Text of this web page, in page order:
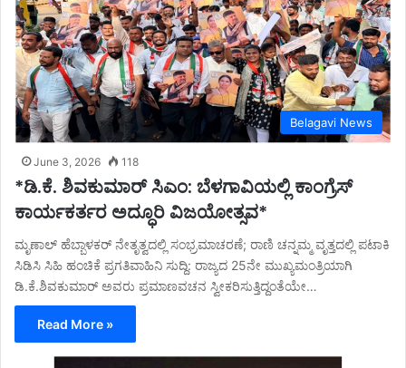
Belagavi News
June 3, 2026 118
*ಡಿ.ಕೆ. ಶಿವಕುಮಾರ್ ಸಿಎಂ: ಬೆಳಗಾವಿಯಲ್ಲಿ ಕಾಂಗ್ರೆಸ್
ಕಾರ್ಯಕರ್ತರ ಅದ್ಧೂರಿ ವಿಜಯೋತ್ಸವ*
ಮೃಣಾಲ್ ಹೆಬ್ಬಾಳಕರ್ ನೇತೃತ್ವದಲ್ಲಿ ಸಂಭ್ರಮಾಚರಣೆ; ರಾಣಿ ಚನ್ನಮ್ಮ ವೃತ್ತದಲ್ಲಿ ಪಟಾಕಿ
ಸಿಡಿಸಿ ಸಿಹಿ ಹಂಚಿಕೆ ಪ್ರಗತಿವಾಹಿನಿ ಸುದ್ದಿ: ರಾಜ್ಯದ 25ನೇ ಮುಖ್ಯಮಂತ್ರಿಯಾಗಿ
ಡಿ.ಕೆ.ಶಿವಕುಮಾರ್ ಅವರು ಪ್ರಮಾಣವಚನ ಸ್ವೀಕರಿಸುತ್ತಿದ್ದಂತೆಯೇ…
Read More »